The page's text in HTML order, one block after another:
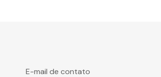
E-mail de contato